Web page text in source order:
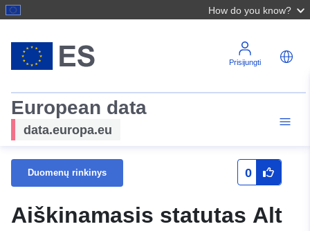
How do you know?
Prisijungti
European data
data.europa.eu
Duomenų rinkinys 0
Aiškinamasis statutas Alt